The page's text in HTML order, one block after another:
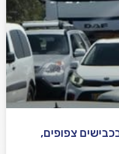
צפופים,